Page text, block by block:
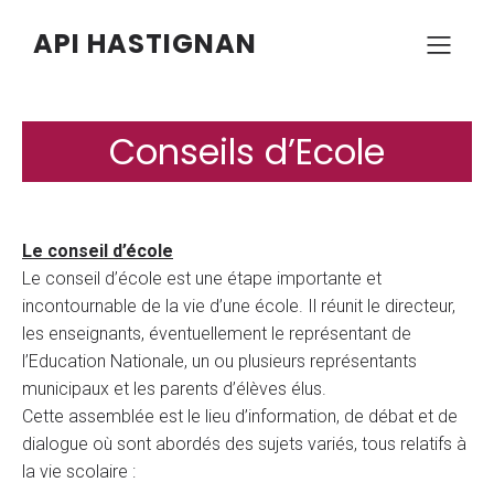
API HASTIGNAN
Conseils d’Ecole
Le conseil d’école
Le conseil d’école est une étape importante et
incontournable de la vie d’une école. Il réunit le directeur,
les enseignants, éventuellement le représentant de
l’Education Nationale, un ou plusieurs représentants
municipaux et les parents d’élèves élus.
Cette assemblée est le lieu d’information, de débat et de
dialogue où sont abordés des sujets variés, tous relatifs à
la vie scolaire :